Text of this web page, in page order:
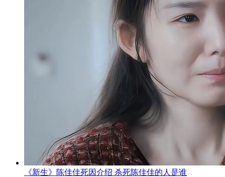
《新生》陈佳佳死因介绍 杀死陈佳佳的人是谁